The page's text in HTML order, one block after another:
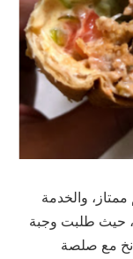
ممتاز، والخدمة
حيث طلبت وجبة
مع صلصة